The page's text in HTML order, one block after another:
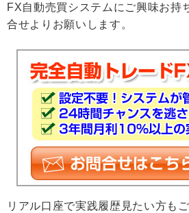
FX自動売買システムにご興味お持
合せよりお願いします。
リアル口座で実践履歴見たい方も